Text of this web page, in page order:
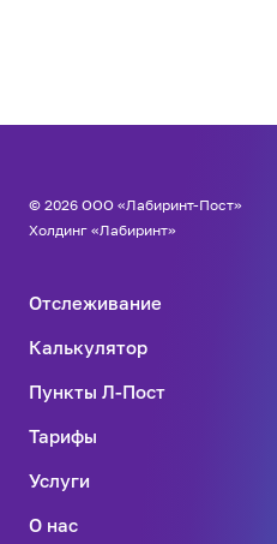
© 2026 ООО «Лабиринт-Пост»
Холдинг «Лабиринт»
Отслеживание
Калькулятор
Пункты Л-Пост
Тарифы
Услуги
О нас